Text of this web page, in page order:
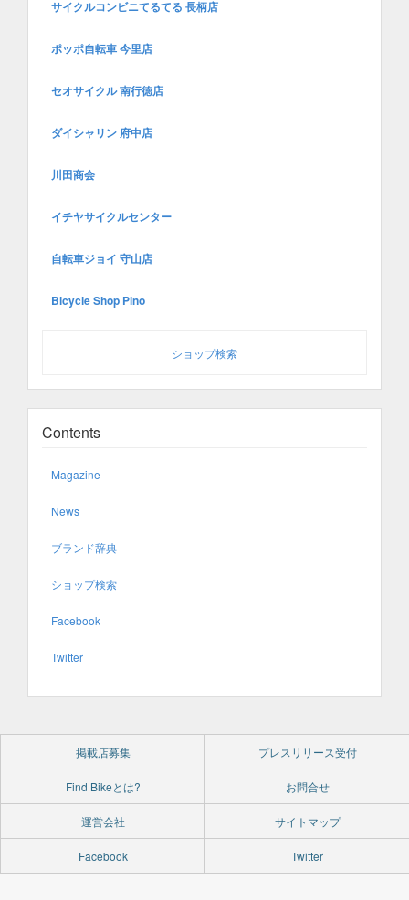
サイクルコンビニてるてる 長柄店
ポッポ自転車 今里店
セオサイクル 南行徳店
ダイシャリン 府中店
川田商会
イチヤサイクルセンター
自転車ジョイ 守山店
Bicycle Shop Pino
ショップ検索
Contents
Magazine
News
ブランド辞典
ショップ検索
Facebook
Twitter
掲載店募集 プレスリリース受付
Find Bikeとは? お問合せ
運営会社 サイトマップ
Facebook Twitter